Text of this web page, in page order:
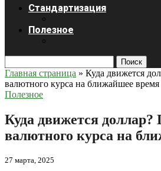
Стандартизация
Полезное
Поиск
Главная страница » Куда движется
валютного курса на ближайшее время
Полезное
Куда движется доллар?
валютного курса на
27 марта, 2025